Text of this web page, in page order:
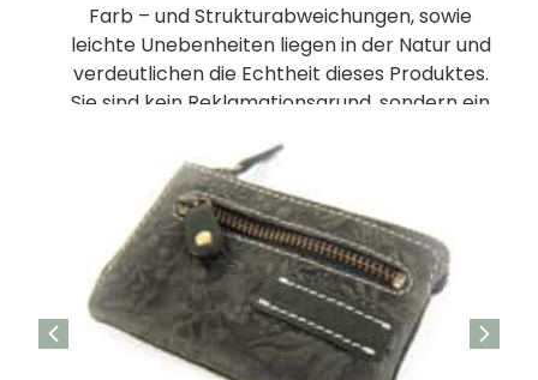
Farb – und Strukturabweichungen, sowie
leichte Unebenheiten liegen in der Natur und
verdeutlichen die Echtheit dieses Produktes.
Sie sind kein Reklamationsgrund, sondern ein
von Leder